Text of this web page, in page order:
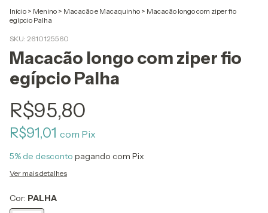
Início > Menino > Macacão e Macaquinho > Macacão longo com ziper fio
egípcio Palha
SKU: 2610125560
Macacão longo com ziper fio
egípcio Palha
R$95,80
R$91,01 com Pix
5% de desconto pagando com Pix
Ver mais detalhes
Cor: PALHA